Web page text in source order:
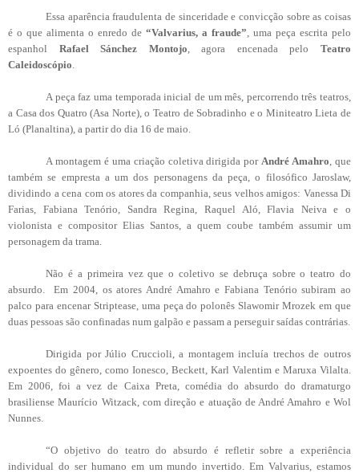
Essa aparência fraudulenta de sinceridade e convicção sobre as coisas
é o que alimenta o enredo de “Valvarius, a fraude” , uma peça escrita pelo
espanhol Rafael Sánchez Montojo , agora encenada peloTeatro
Caleidoscópio
A peça faz uma temporada inicial de um mês, percorrendo três teatros,
a Casa dos Quatro (Asa Norte), o Teatro de Sobradinho e o Miniteatro Lieta de
Ló (Planaltina), a partir do dia 16 de maio.
A montagem é uma criação coletiva dirigida por André Amahro , que
também se empresta a um dos personagens da peça, o filosófico Jaroslaw,
dividindo a cena com os atores da companhia, seus velhos amigos: Vanessa Di
Farias, Fabiana Tenório, Sandra Regina, Raquel Aló, Flavia Neiva e o
violonista e compositor Elias Santos, a quem coube também assumir um
personagem da trama.
Não é a primeira vez que o coletivo se debruça sobre o teatro do
absurdo. Em 2004, os atores André Amahro e Fabiana Tenório subiram ao
palco para encenar Striptease, uma peça do polonês Slawomir Mrozek em que
duas pessoas são confinadas num galpão e passam a perseguir saídas contrárias.
Dirigida por Júlio Cruccioli, a montagem incluía trechos de outros
expoentes do gênero, como Ionesco, Beckett, Karl Valentim e Maruxa Vilalta.
Em 2006, foi a vez de Caixa Preta, comédia do absurdo do dramaturgo
brasiliense Maurício Witzack, com direção e atuação de André Amahro e Wol
Nunnes.
“O objetivo do teatro do absurdo é refletir sobre a experiência
individual do ser humano em um mundo invertido. Em Valvarius, estamos